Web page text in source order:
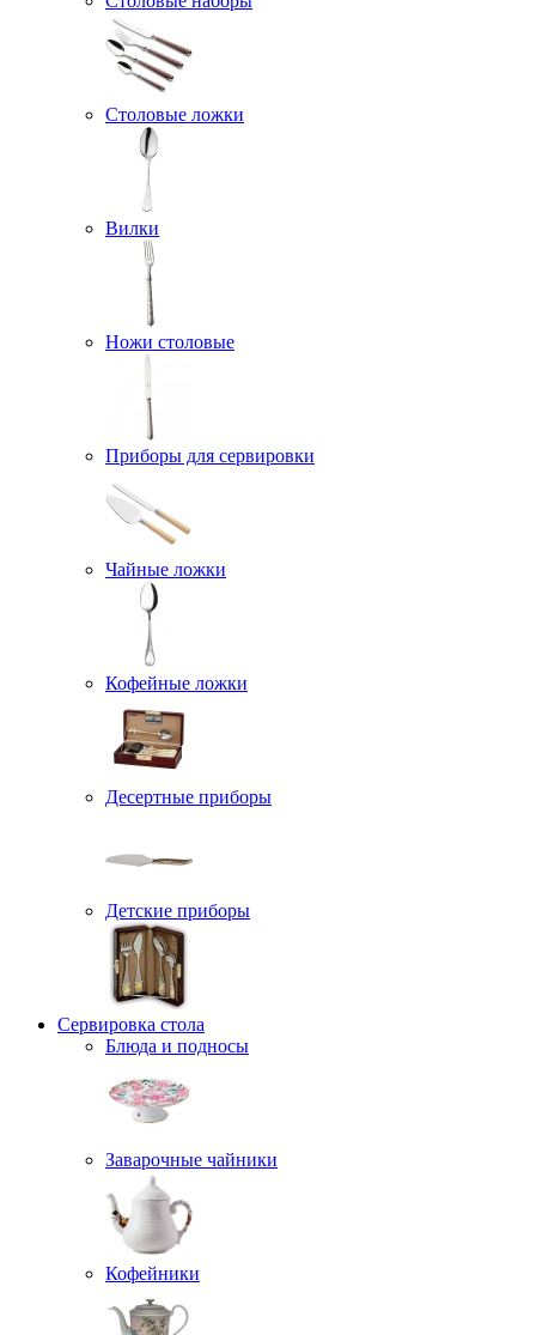
Столовые ложки
Вилки
Ножи столовые
Приборы для сервировки
Чайные ложки
Кофейные ложки
Десертные приборы
Детские приборы
Сервировка стола
Блюда и подносы
Заварочные чайники
Кофейники